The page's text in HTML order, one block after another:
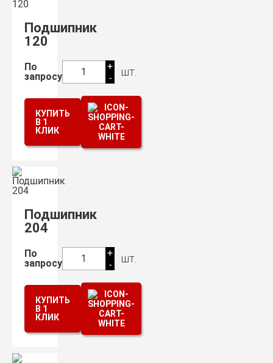
Подшипник
120
По
запросу
1
+
-
шт.
КУПИТЬ
В 1
КЛИК
Подшипник
204
По
запросу
1
+
-
шт.
КУПИТЬ
В 1
КЛИК